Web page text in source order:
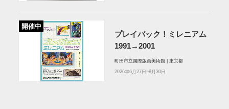
開催中
プレイバック！ミレニアム
1991→2001
町田市立国際版画美術館 | 東京都
2026年6月27日~8月30日